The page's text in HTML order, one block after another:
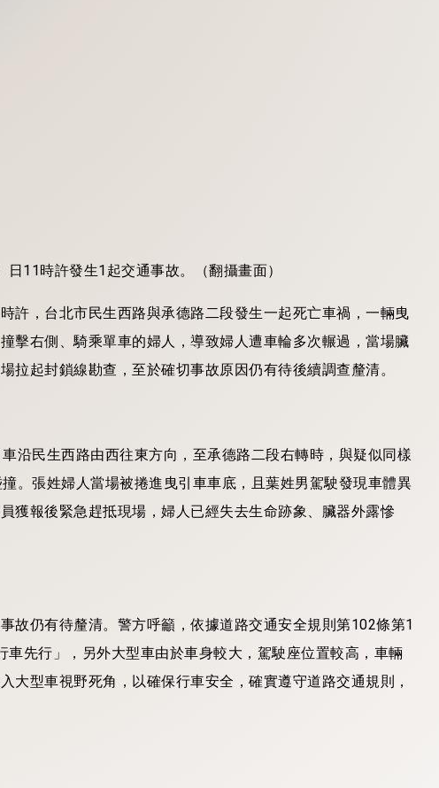
許，台北市民生西路與承德路二段發生一起死亡車禍，一輛曳
擊右側、騎乘單車的婦人，導致婦人遭車輪多次輾過，當場臟
起封鎖線勘查，至於確切事故原因仍有待後續調查釐清。
沿民生西路由西往東方向，至承德路二段右轉時，與疑似同樣
。張姓婦人當場被捲進曳引車車底，且葉姓男駕駛發現車體異
獲報後緊急趕抵現場，婦人已經失去生命跡象、臟器外露慘
故仍有待釐清。警方呼籲，依據道路交通安全規則第102條第1
先行」，另外大型車由於車身較大，駕駛座位置較高，車輛
大型車視野死角，以確保行車安全，確實遵守道路交通規則，